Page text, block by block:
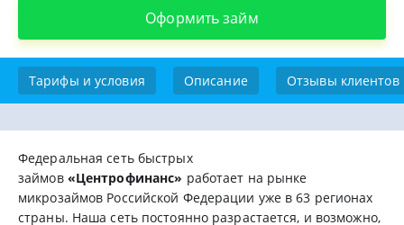
Оформить займ
Тарифы и условия Описание Отзывы клиентов
Федеральная сеть быстрых
займов «Центрофинанс» работает на рынке
микрозаймов Российской Федерации уже в 63 регионах
страны. Наша сеть постоянно разрастается, и возможно,